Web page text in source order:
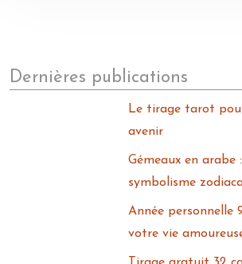
Dernières publications
Le tirage tarot
avenir
Gémeaux en arabe
symbolisme
Année personnelle
votre vie